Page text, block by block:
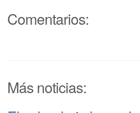
Comentarios:
Más noticias: